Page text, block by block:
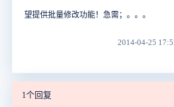
望提供批量修改功能！急需；。。。
2014-04-25
1个回复